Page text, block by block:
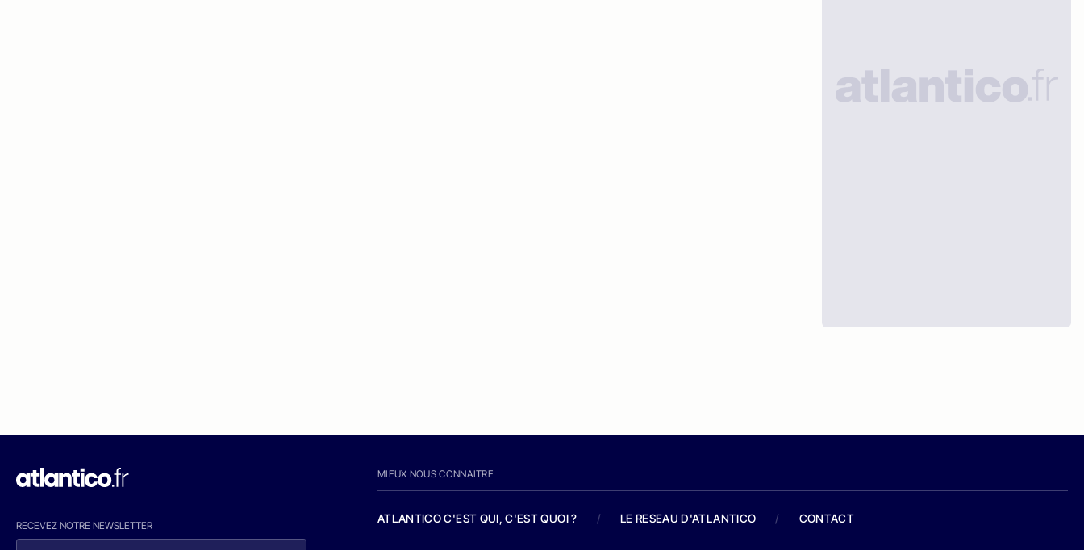
RECEVEZ NOTRE NEWSLETTER
MIEUX NOUS CONNAITRE
ATLANTICO C'EST QUI, C'EST QUOI ? / LE RESEAU D'ATLANTICO / CONTACT